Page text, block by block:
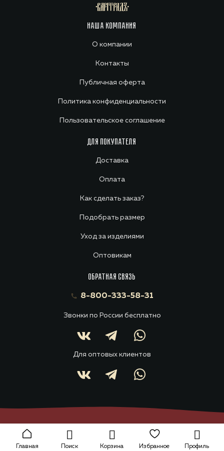
НАША КОМПАНИЯ
О компании
Контакты
Публичная оферта
Политика конфиденциальности
Пользовательское соглашение
ДЛЯ ПОКУПАТЕЛЯ
Доставка
Оплата
Как сделать заказ?
Подобрать размер
Уход за изделиями
Оптовикам
ОБРАТНАЯ СВЯЗЬ
8-800-333-58-31
Звонки по России бесплатно
Для оптовых клиентов
Главная Поиск Корзина Избранное Профиль